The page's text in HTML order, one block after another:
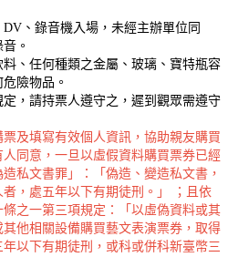
、錄音機入場，未經主辦單位同
。
、任何種類之金屬、玻璃、寶特瓶容
險物品。
，請持票人遵守之，遲到觀眾需遵守
及填寫有效個人資訊，協助親友購買
同意，一旦以虛假資料購買票券已經
私文書罪」：「偽造、變造私文書，
，處五年以下有期徒刑。」 ；且依
之一第三項規定：「以虛偽資料或其
他相關設備購買藝文表演票券，取得
以下有期徒刑，或科或併科新臺幣三